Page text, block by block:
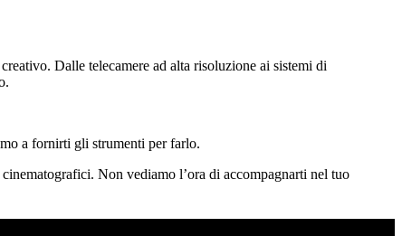
Dalle telecamere ad alta risoluzione ai sistemi di
a fornirti gli strumenti per farlo.
Non vediamo l’ora di accompagnarti nel tuo